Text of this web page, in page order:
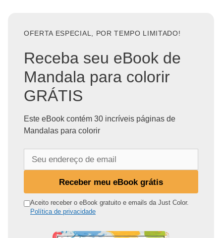
OFERTA ESPECIAL, POR TEMPO LIMITADO!
Receba seu eBook de
Mandala para colorir
GRÁTIS
Este eBook contém 30 incríveis páginas de
Mandalas para colorir
n
Receber meu eBook grátis
Aceito receber o eBook gratuito e emails da Just Color.
Política de privacidade